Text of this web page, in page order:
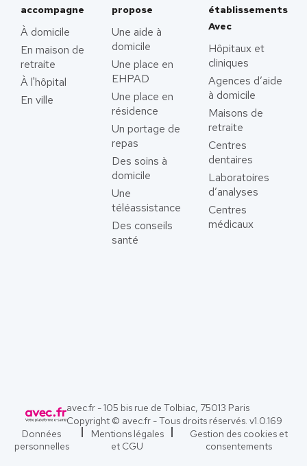
accompagne
À domicile
En maison de
retraite
À l'hôpital
En ville
propose
Une aide à
domicile
Une place en
EHPAD
Une place en
résidence
Un portage de
repas
Des soins à
domicile
Une
téléassistance
Des conseils
santé
établissements
Avec
Hôpitaux et
cliniques
Agences d’aide
à domicile
Maisons de
retraite
Centres
dentaires
Laboratoires
d’analyses
Centres
médicaux
avec.fr - 105 bis rue de Tolbiac, 75013 Paris
Copyright © avec.fr - Tous droits réservés. v1.0.169
Données
personnelles
Mentions légales
et CGU
Gestion des cookies et
consentements